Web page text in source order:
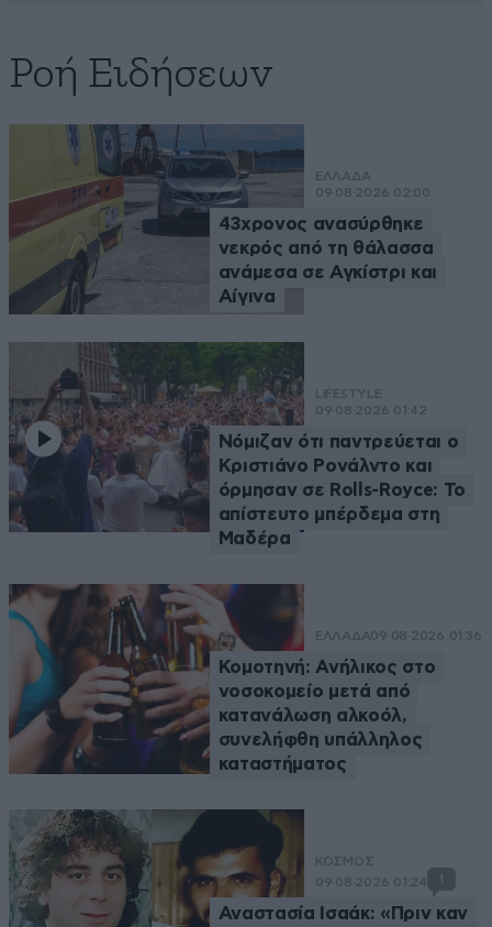
Ροή Ειδήσεων
ΕΛΛΑΔΑ
09·08·2026 02:00
43χρονος ανασύρθηκε
νεκρός από τη θάλασσα
ανάμεσα σε Αγκίστρι και
Αίγινα
LIFESTYLE
09·08·2026 01:42
Νόμιζαν ότι παντρεύεται ο
Κριστιάνο Ρονάλντο και
όρμησαν σε Rolls-Royce: Το
απίστευτο μπέρδεμα στη
Μαδέρα
ΕΛΛΑΔΑ09·08·2026 01:36
Κομοτηνή: Ανήλικος στο
νοσοκομείο μετά από
κατανάλωση αλκοόλ,
συνελήφθη υπάλληλος
καταστήματος
ΚΟΣΜΟΣ
09·08·2026 01:24
Αναστασία Ισαάκ: «Πριν καν